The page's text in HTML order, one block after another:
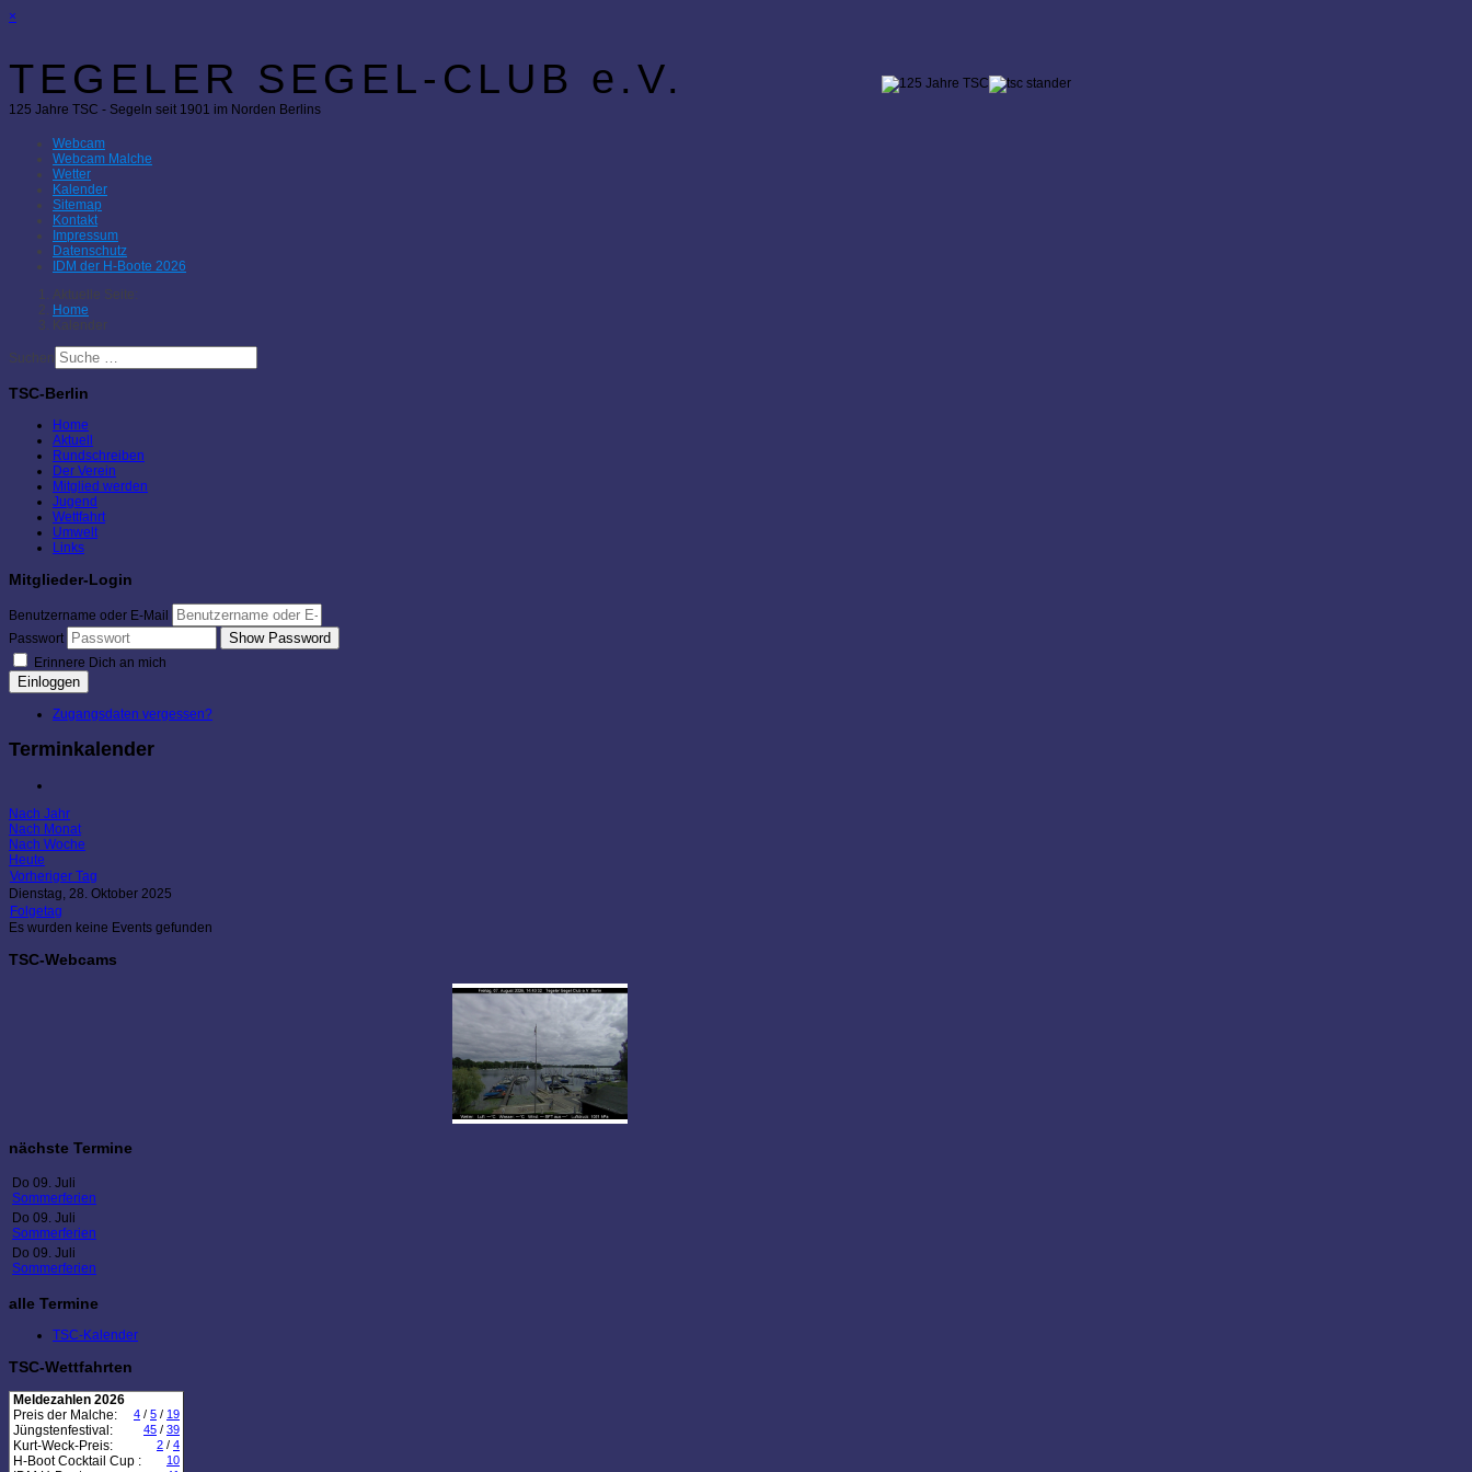
×
TEGELER SEGEL-CLUB e.V.
125 Jahre TSC - Segeln seit 1901 im Norden Berlins
Webcam
Webcam Malche
Wetter
Kalender
Sitemap
Kontakt
Impressum
Datenschutz
IDM der H-Boote 2026
Aktuelle Seite:
Home
Kalender
Suchen
TSC-Berlin
Home
Aktuell
Rundschreiben
Der Verein
Mitglied werden
Jugend
Wettfahrt
Umwelt
Links
Mitglieder-Login
Benutzername oder E-Mail
Passwort
Show Password
Erinnere Dich an mich
Einloggen
Zugangsdaten vergessen?
Terminkalender
Nach Jahr
Nach Monat
Nach Woche
Heute
Vorheriger Tag
Dienstag, 28. Oktober 2025
Folgetag
Es wurden keine Events gefunden
TSC-Webcams
nächste Termine
Do 09. Juli
Sommerferien
Do 09. Juli
Sommerferien
Do 09. Juli
Sommerferien
alle Termine
TSC-Kalender
TSC-Wettfahrten
Meldezahlen 2026
Preis der Malche:
4 / 5 / 19
Jüngstenfestival: 45 / 39
Kurt-Weck-Preis: 2 / 4
H-Boot Cocktail Cup : 10